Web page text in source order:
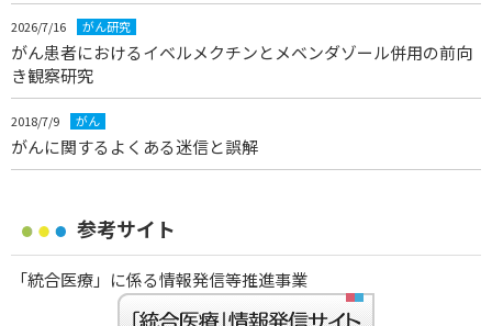
2026/7/16 がん研究
がん患者におけるイベルメクチンとメベンダゾール併用の前向
き観察研究
2018/7/9 がん
がんに関するよくある迷信と誤解
参考サイト
「統合医療」に係る情報発信等推進事業